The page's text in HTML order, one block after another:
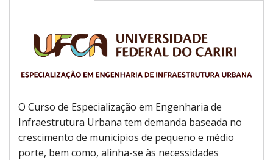
O Curso de Especialização em Engenharia de
Infraestrutura Urbana tem demanda baseada no
crescimento de municípios de pequeno e médio
porte, bem como, alinha-se às necessidades